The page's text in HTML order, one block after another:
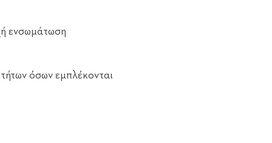
ενσωμάτωση
όσων εμπλέκονται